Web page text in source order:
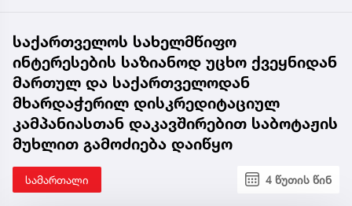
საქართველოს სახელმწიფო
ინტერესების საზიანოდ უცხო ქვეყნიდან
მართულ და საქართველოდან
მხარდაჭერილ დისკრედიტაციულ
კამპანიასთან დაკავშირებით საბოტაჟის
მუხლით გამოძიება დაიწყო
სამართალი 4 წუთის წინ